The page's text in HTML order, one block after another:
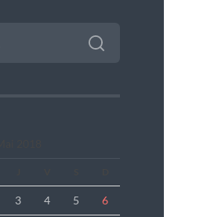
3 4 5 6